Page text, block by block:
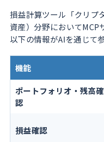
損益計算ツール「クリプ
資産）分野においてMCP
以下の情報がAIを通じて
機能
ポートフォリオ・残高確
認
損益確認